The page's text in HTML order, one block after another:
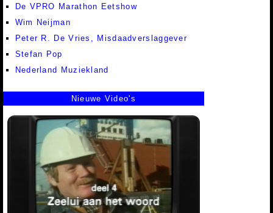
De VPRO Marathon Eetshow
Wim Neijman
Peter R. De Vries, Misdaadverslaggever
Stefan Pop
Nederland Muziekland
Nieuwe Video's